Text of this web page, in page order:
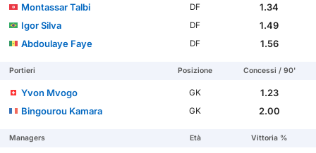
Montassar Talbi
DF
1.34
Igor Silva
DF
1.49
Abdoulaye Faye
DF 1.56
Portieri Posizione Concessi / 90'
Yvon Mvogo GK
1.23
Bingourou Kamara
GK 2.00
Managers Età Vittoria %